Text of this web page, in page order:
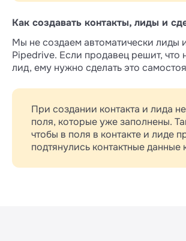
Как создавать контакты, лиды и
Мы не создаем автоматически лиды
Pipedrive. Если продавец решит, что
лид, ему нужно сделать это
При создании контакта и лида
поля, которые уже заполнены.
чтобы в поля в контакте и лиде
подтянулись контактные данные